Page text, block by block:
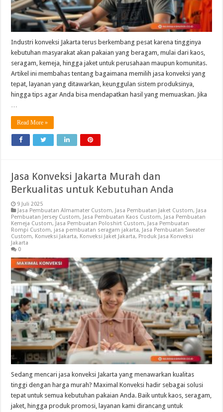
Industri konveksi Jakarta terus berkembang pesat karena tingginya
kebutuhan masyarakat akan pakaian yang beragam, mulai dari kaos,
seragam, kemeja, hingga jaket untuk perusahaan maupun komunitas.
Artikel ini membahas tentang bagaimana memilih jasa konveksi yang
tepat, layanan yang ditawarkan, keunggulan sistem produksinya,
hingga tips agar Anda bisa mendapatkan hasil yang memuaskan. Jika
Read More »
Jasa Konveksi Jakarta Murah dan
Berkualitas untuk Kebutuhan Anda
9 Juli 2025
Jasa Pembuatan Almamater Custom, Jasa Pembuatan Jaket Custom, Jasa
Pembuatan Jersey Custom, Jasa Pembuatan Kaos Custom, Jasa Pembuatan
Kemeja Custom, Jasa Pembuatan Poloshirt Custom, Jasa Pembuatan
Rompi Custom, jasa pembuatan seragam jakarta, Jasa Pembuatan Sweater
Custom, Konveksi Jakarta, Konveksi Jaket Jakarta, Produk Jasa Konveksi
Jakarta
0
Sedang mencari jasa konveksi Jakarta yang menawarkan kualitas
tinggi dengan harga murah? Maximal Konveksi hadir sebagai solusi
tepat untuk semua kebutuhan pakaian Anda. Baik untuk kaos, seragam,
jaket, hingga produk promosi, layanan kami dirancang untuk